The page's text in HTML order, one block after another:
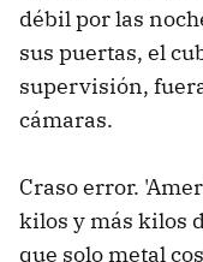
débil por las
sus puertas, el
supervisión,
cámaras.
Craso error.
kilos y más kilos
que solo metal